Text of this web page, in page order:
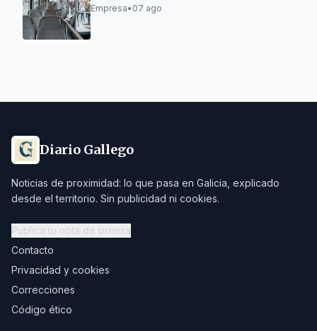
electromovilidad
Empresa• 07 ago
Diario Gallego
Noticias de proximidad: lo que pasa en Galicia, explicado
desde el territorio. Sin publicidad ni cookies.
Publica tu nota de prensa
Contacto
Privacidad y cookies
Correcciones
Código ético